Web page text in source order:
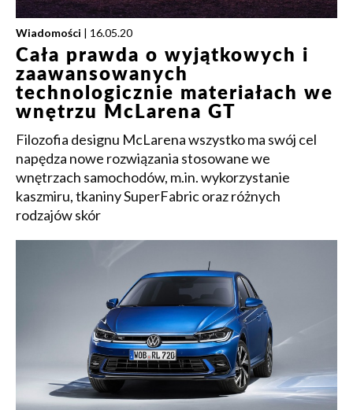
Wiadomości | 16.05.20
Cała prawda o wyjątkowych i
zaawansowanych
technologicznie materiałach we
wnętrzu McLarena GT
Filozofia designu McLarena wszystko ma swój cel
napędza nowe rozwiązania stosowane we
wnętrzach samochodów, m.in. wykorzystanie
kaszmiru, tkaniny SuperFabric oraz różnych
rodzajów skór